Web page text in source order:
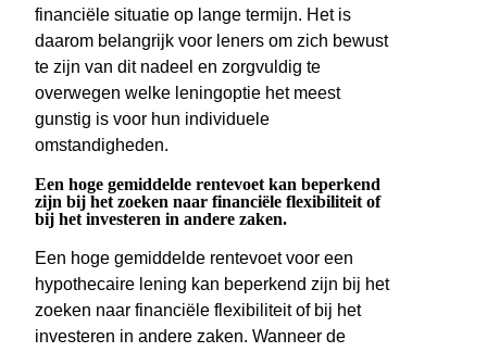
financiële situatie op lange termijn. Het is
daarom belangrijk voor leners om zich bewust
te zijn van dit nadeel en zorgvuldig te
overwegen welke leningoptie het meest
gunstig is voor hun individuele
omstandigheden.
Een hoge gemiddelde rentevoet kan beperkend
zijn bij het zoeken naar financiële flexibiliteit of
bij het investeren in andere zaken.
Een hoge gemiddelde rentevoet voor een
hypothecaire lening kan beperkend zijn bij het
zoeken naar financiële flexibiliteit of bij het
investeren in andere zaken. Wanneer de